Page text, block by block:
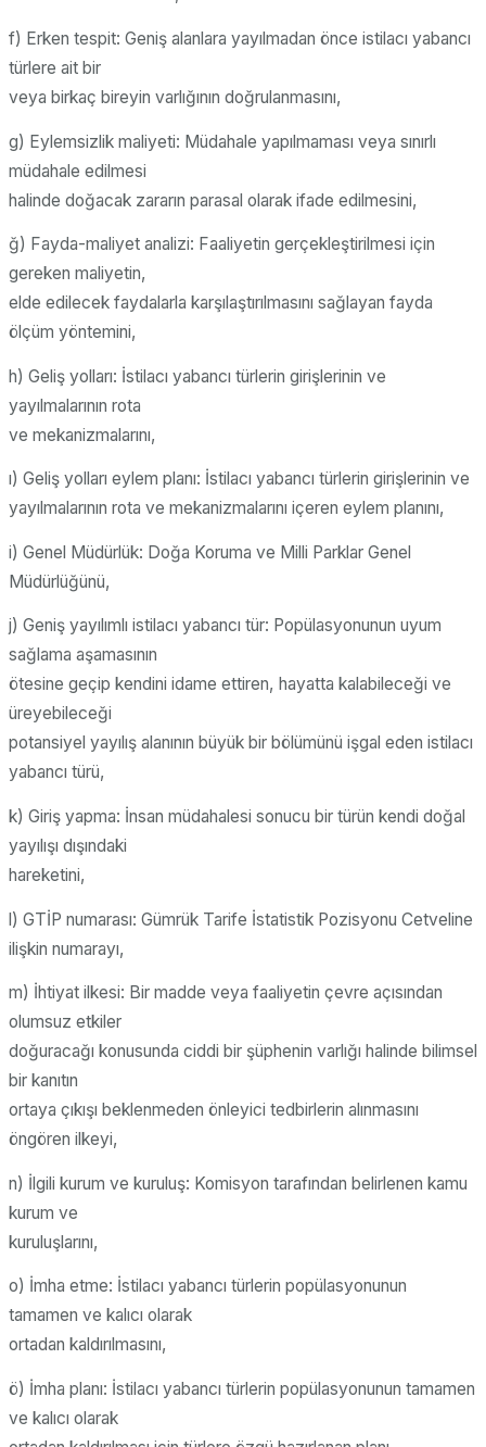
f) Erken tespit: Geniş alanlara yayılmadan önce istilacı yabancı
türlere ait bir
veya birkaç bireyin varlığının doğrulanmasını,
g) Eylemsizlik maliyeti: Müdahale yapılmaması veya sınırlı
müdahale edilmesi
halinde doğacak zararın parasal olarak ifade edilmesini,
ğ) Fayda-maliyet analizi: Faaliyetin gerçekleştirilmesi için
gereken maliyetin,
elde edilecek faydalarla karşılaştırılmasını sağlayan fayda
ölçüm yöntemini,
h) Geliş yolları: İstilacı yabancı türlerin girişlerinin ve
yayılmalarının rota
ve mekanizmalarını,
ı) Geliş yolları eylem planı: İstilacı yabancı türlerin girişlerinin ve
yayılmalarının rota ve mekanizmalarını içeren eylem planını,
i) Genel Müdürlük: Doğa Koruma ve Milli Parklar Genel
Müdürlüğünü,
j) Geniş yayılımlı istilacı yabancı tür: Popülasyonunun uyum
sağlama aşamasının
ötesine geçip kendini idame ettiren, hayatta kalabileceği ve
üreyebileceği
potansiyel yayılış alanının büyük bir bölümünü işgal eden istilacı
yabancı türü,
k) Giriş yapma: İnsan müdahalesi sonucu bir türün kendi doğal
yayılışı dışındaki
hareketini,
l) GTİP numarası: Gümrük Tarife İstatistik Pozisyonu Cetveline
ilişkin numarayı,
m) İhtiyat ilkesi: Bir madde veya faaliyetin çevre açısından
olumsuz etkiler
doğuracağı konusunda ciddi bir şüphenin varlığı halinde bilimsel
bir kanıtın
ortaya çıkışı beklenmeden önleyici tedbirlerin alınmasını
öngören ilkeyi,
n) İlgili kurum ve kuruluş: Komisyon tarafından belirlenen kamu
kurum ve
kuruluşlarını,
o) İmha etme: İstilacı yabancı türlerin popülasyonunun
tamamen ve kalıcı olarak
ortadan kaldırılmasını,
ö) İmha planı: İstilacı yabancı türlerin popülasyonunun tamamen
ve kalıcı olarak